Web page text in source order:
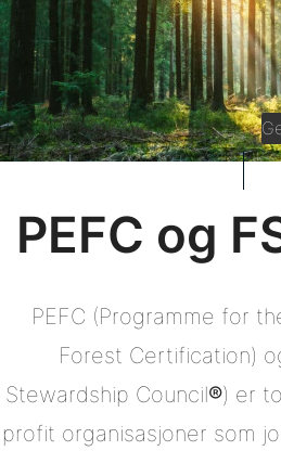
PEFC og
PEFC (Programme for
Forest Certification)
Stewardship Council®) er
profit organisasjoner som